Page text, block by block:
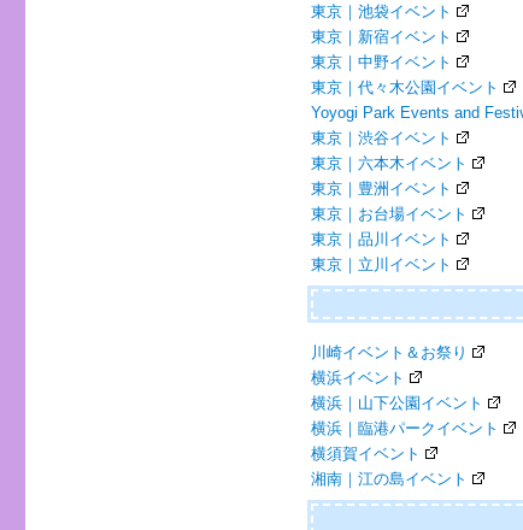
東京｜池袋イベント
東京｜新宿イベント
東京｜中野イベント
東京｜代々木公園イベント
Yoyogi Park Events and
東京｜渋谷イベント
東京｜六本木イベント
東京｜豊洲イベント
東京｜お台場イベント
東京｜品川イベント
東京｜立川イベント
川崎イベント＆お祭り
横浜イベント
横浜｜山下公園イベント
横浜｜臨港パークイベント
横須賀イベント
湘南｜江の島イベント